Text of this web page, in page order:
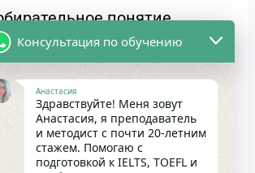
понятие,
принадлежность к
Идеально для контекста
и
взглядов
людей убеждениям их
Консультация по обучению
Анастасия
Здравствуйте! Меня зовут
Анастасия, я преподаватель
и методист с почти 20-летним
стажем. Помогаю с
подготовкой к IELTS, TOEFL и